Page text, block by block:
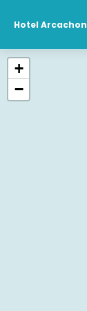
Hotel Arcachon
+
−